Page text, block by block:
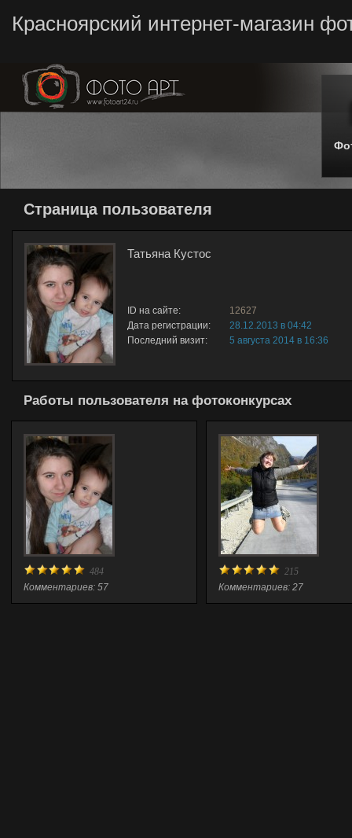
Красноярский интернет-магазин
Страница пользователя
Татьяна Кустос
ID на сайте:
12627
Дата регистрации:
28.12.2013 в 04:42
Последний визит:
5 августа 2014 в 16:36
Работы пользователя на фотоконкурсах
484
Комментариев: 57
215
Комментариев: 27